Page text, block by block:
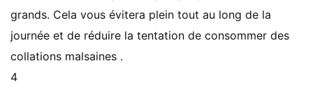
grands. Cela vous évitera plein tout au long de la
journée et de réduire la tentation de consommer des
collations malsaines .
4